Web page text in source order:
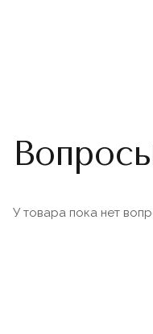
У товара пока нет